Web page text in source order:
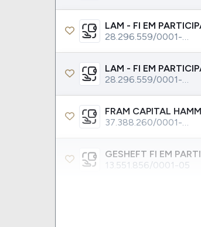
28.296.559/0001-20
28.296.559/0001-20
37.388.260/0001-96
13.551.856/0001-05